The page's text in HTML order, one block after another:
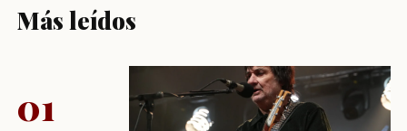
Más leídos
01